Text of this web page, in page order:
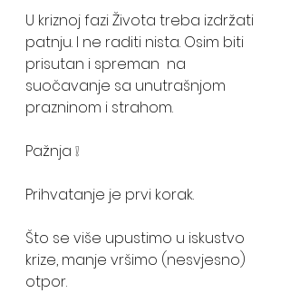
U kriznoj fazi Života treba izdržati
patnju. I ne raditi nista. Osim biti
prisutan i spreman  na
suočavanje sa unutrašnjom
prazninom i strahom.
Pažnja ❕
Prihvatanje je prvi korak.
Što se više upustimo u iskustvo
krize, manje vršimo (nesvjesno)
otpor.